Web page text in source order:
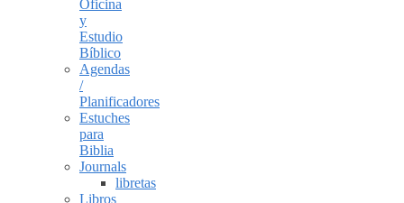
Oficina
y
Estudio
Bíblico
Agendas
/
Planificadores
Estuches
para
Biblia
Journals
libretas
Libros